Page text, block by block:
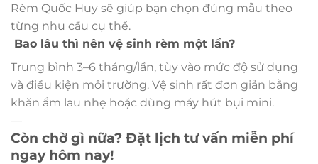
Rèm Quốc Huy sẽ giúp bạn chọn đúng mẫu theo
từng nhu cầu cụ thể.
Bao lâu thì nên vệ sinh rèm một lần?
Trung bình 3–6 tháng/lần, tùy vào mức độ sử dụng
và điều kiện môi trường. Vệ sinh rất đơn giản bằng
khăn ẩm lau nhẹ hoặc dùng máy hút bụi mini.
—
Còn chờ gì nữa? Đặt lịch tư vấn miễn phí
ngay hôm nay!